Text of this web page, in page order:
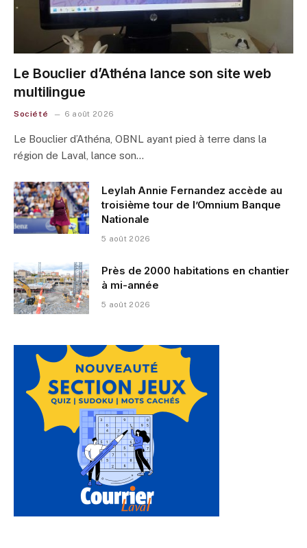
Le Bouclier d’Athéna lance son site web
multilingue
Société 6 août 2026
Le Bouclier d’Athéna, OBNL ayant pied à terre dans la
région de Laval, lance son…
Leylah Annie Fernandez accède au
troisième tour de l’Omnium Banque
Nationale
5 août 2026
Près de 2000 habitations en chantier
à mi-année
5 août 2026